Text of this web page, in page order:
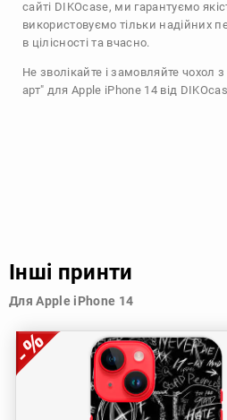
сайті DIKOcase, ми гарантуємо
використовуємо тільки надійних
в цілісності та вчасно.
Не зволікайте і замовляйте
арт" для Apple iPhone 14 від
Інші принти
Для Apple iPhone 14